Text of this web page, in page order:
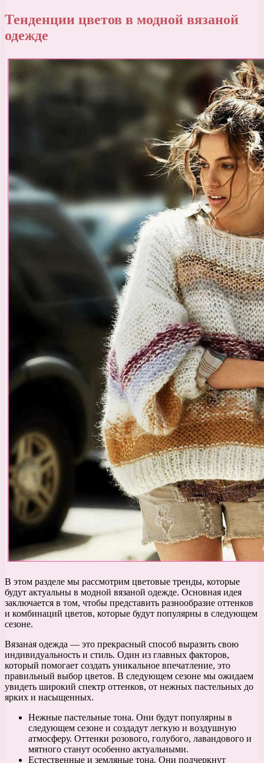
Тенденции цветов в модной вязаной
одежде
В этом разделе мы рассмотрим цветовые тренды, которые
будут актуальны в модной вязаной одежде. Основная идея
заключается в том, чтобы представить разнообразие оттенков
и комбинаций цветов, которые будут популярны в следующем
сезоне.
Вязаная одежда — это прекрасный способ выразить свою
индивидуальность и стиль. Один из главных факторов,
который помогает создать уникальное впечатление, это
правильный выбор цветов. В следующем сезоне мы ожидаем
увидеть широкий спектр оттенков, от нежных пастельных до
ярких и насыщенных.
Нежные пастельные тона. Они будут популярны в
следующем сезоне и создадут легкую и воздушную
атмосферу. Оттенки розового, голубого, лавандового и
мятного станут особенно актуальными.
Естественные и земляные тона. Они подчеркнут